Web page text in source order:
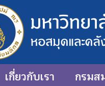
เกี่ยวกับเรา กรมส